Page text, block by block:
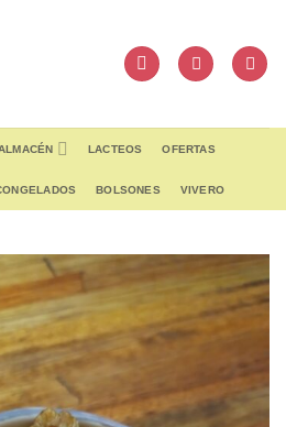
LACTEOS OFERTAS
BOLSONES VIVERO